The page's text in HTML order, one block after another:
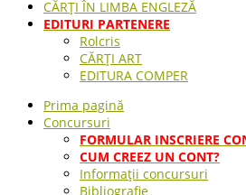
CĂRȚI ÎN LIMBA ENGLEZĂ
EDITURI PARTENERE
Rolcris
CĂRȚI ART
EDITURA COMPER
Prima pagină
Concursuri
FORMULAR INSCRIERE
CUM CREEZ UN CONT?
Informații concursuri
Bibliografie